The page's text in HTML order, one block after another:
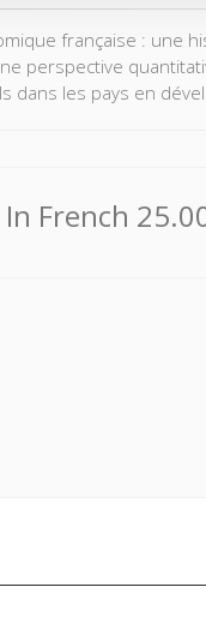
française : une
perspective
dans les pays en
In French